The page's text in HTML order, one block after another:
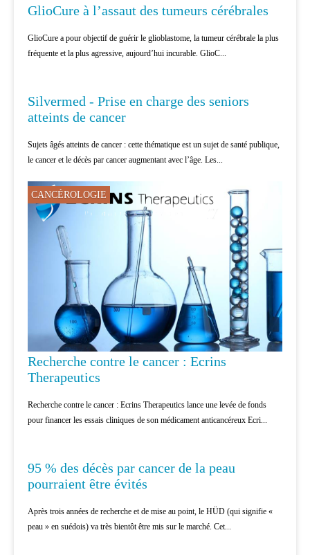
GlioCure à l’assaut des tumeurs cérébrales
GlioCure a pour objectif de guérir le glioblastome, la tumeur cérébrale la plus
fréquente et la plus agressive, aujourd’hui incurable. GlioC...
Silvermed - Prise en charge des seniors
atteints de cancer
Sujets âgés atteints de cancer : cette thématique est un sujet de santé publique,
le cancer et le décès par cancer augmentant avec l’âge. Les...
CANCÉROLOGIE
Recherche contre le cancer : Ecrins
Therapeutics
Recherche contre le cancer : Ecrins Therapeutics lance une levée de fonds
pour financer les essais cliniques de son médicament anticancéreux Ecri...
95 % des décès par cancer de la peau
pourraient être évités
Après trois années de recherche et de mise au point, le HÜD (qui signifie «
peau » en suédois) va très bientôt être mis sur le marché. Cet...